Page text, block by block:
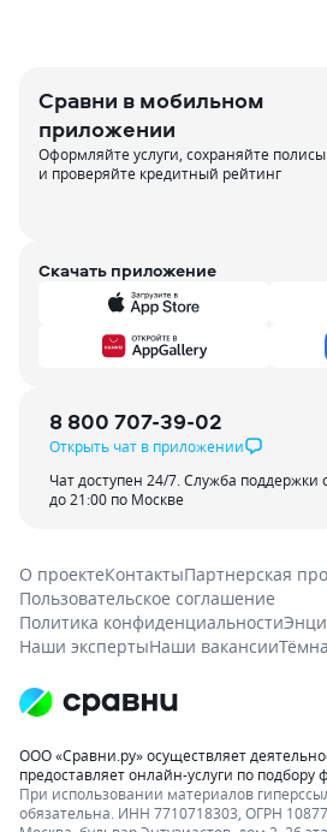
Сравни в мобильном
приложении
Оформляйте услуги, сохраняйте полисы
и проверяйте кредитный рейтинг
Скачать приложение
8 800 707-39-02
Открыть чат в приложении
Чат доступен 24/7. Служба поддержки
до 21:00 по Москве
О проектеКонтактыПартнерская
Пользовательское соглашение
Политика конфиденциальности
Наши экспертыНаши вакансии
ООО «Сравни.ру» осуществляет
предоставляет онлайн-услуги по подбору
При использовании материалов
обязательна. ИНН 7710718303, ОГРН